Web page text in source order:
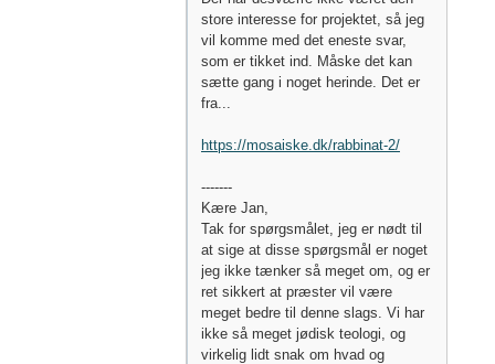
store interesse for projektet, så jeg
vil komme med det eneste svar,
som er tikket ind. Måske det kan
sætte gang i noget herinde. Det er
fra...
https://mosaiske.dk/rabbinat-2/
-------
Kære Jan,
Tak for spørgsmålet, jeg er nødt til
at sige at disse spørgsmål er noget
jeg ikke tænker så meget om, og er
ret sikkert at præster vil være
meget bedre til denne slags. Vi har
ikke så meget jødisk teologi, og
virkelig lidt snak om hvad og